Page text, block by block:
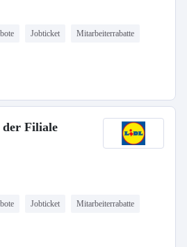
Jobticket Mitarbeiterrabatte
Filiale
Jobticket Mitarbeiterrabatte